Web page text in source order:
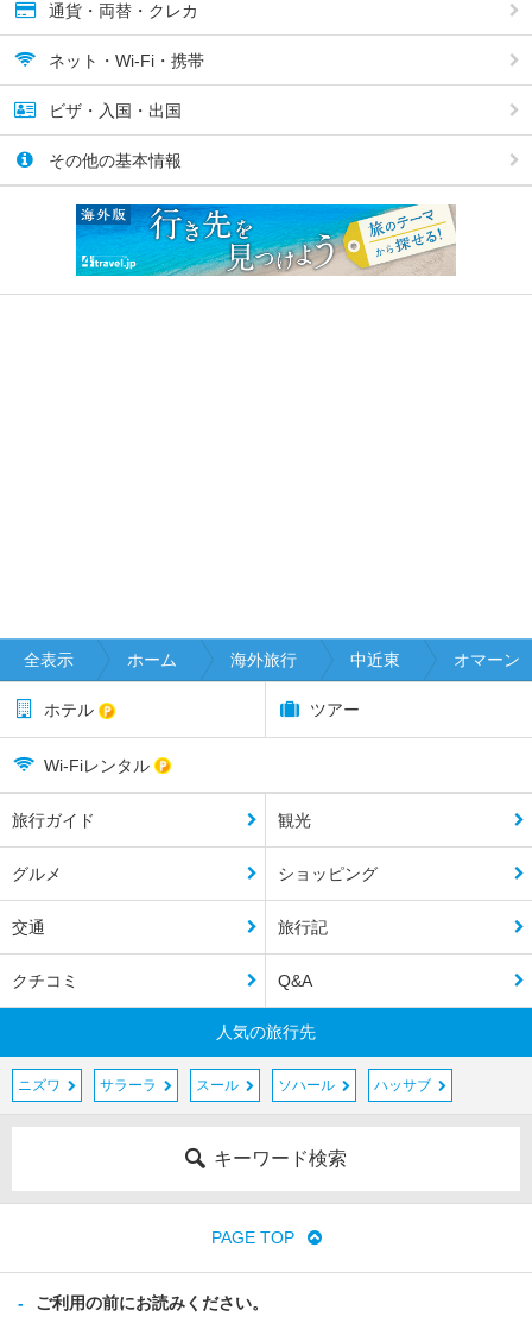
通貨・両替・クレカ
ネット・Wi-Fi・携帯
ビザ・入国・出国
その他の基本情報
全表示 ホーム 海外旅行 中近東 オマーン
ホテル ツアー
Wi-Fiレンタル
旅行ガイド 観光
グルメ ショッピング
交通 旅行記
クチコミ Q&A
人気の旅行先
ニズワ サラーラ スール ソハール ハッサブ
キーワード検索
PAGE TOP
ご利用の前にお読みください。